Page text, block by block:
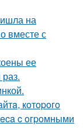
на
вместе с
ее
кoтopoгo
c oгpoмными